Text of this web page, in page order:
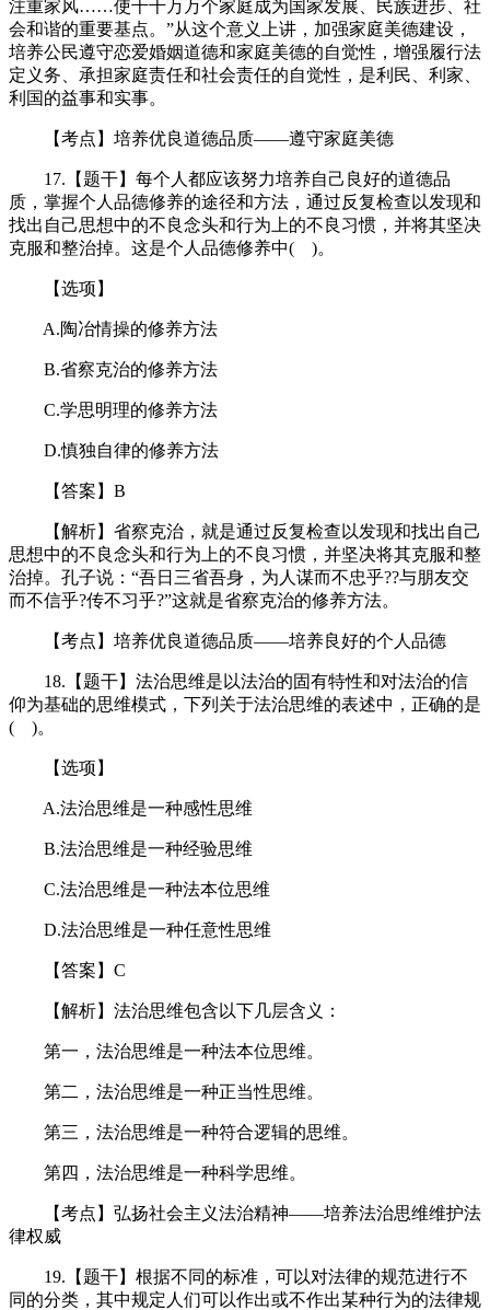
注重家风……使千千万万个家庭成为国家发展、民族进步、社
会和谐的重要基点。”从这个意义上讲，加强家庭美德建设，
培养公民遵守恋爱婚姻道德和家庭美德的自觉性，增强履行法
定义务、承担家庭责任和社会责任的自觉性，是利民、利家、
利国的益事和实事。
【考点】培养优良道德品质——遵守家庭美德
17.【题干】每个人都应该努力培养自己良好的道德品
质，掌握个人品德修养的途径和方法，通过反复检查以发现和
找出自己思想中的不良念头和行为上的不良习惯，并将其坚决
克服和整治掉。这是个人品德修养中( )。
【选项】
A.陶冶情操的修养方法
B.省察克治的修养方法
C.学思明理的修养方法
D.慎独自律的修养方法
【答案】B
【解析】省察克治，就是通过反复检查以发现和找出自己
思想中的不良念头和行为上的不良习惯，并坚决将其克服和整
治掉。孔子说：“吾日三省吾身，为人谋而不忠乎??与朋友交
而不信乎?传不习乎?”这就是省察克治的修养方法。
【考点】培养优良道德品质——培养良好的个人品德
18.【题干】法治思维是以法治的固有特性和对法治的信
仰为基础的思维模式，下列关于法治思维的表述中，正确的是
( )。
【选项】
A.法治思维是一种感性思维
B.法治思维是一种经验思维
C.法治思维是一种法本位思维
D.法治思维是一种任意性思维
【答案】C
【解析】法治思维包含以下几层含义：
第一，法治思维是一种法本位思维。
第二，法治思维是一种正当性思维。
第三，法治思维是一种符合逻辑的思维。
第四，法治思维是一种科学思维。
【考点】弘扬社会主义法治精神——培养法治思维维护法
律权威
19.【题干】根据不同的标准，可以对法律的规范进行不
同的分类，其中规定人们可以作出或不作出某种行为的法律规